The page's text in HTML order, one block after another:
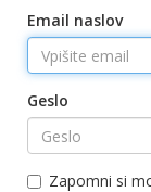
Email naslov
Geslo
Zapomni si